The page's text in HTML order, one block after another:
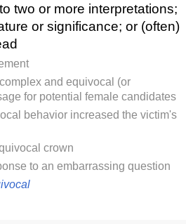
two or more interpretations;
or significance; or (often)
and equivocal (or
for potential female candidates
behavior increased the victim's
crown
to an embarrassing question